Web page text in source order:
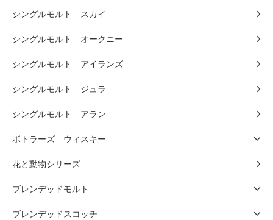
シングルモルト スカイ
シングルモルト オークニー
シングルモルト アイランズ
シングルモルト ジュラ
シングルモルト アラン
ボトラーズ ウィスキー
花と動物シリーズ
ブレンデッドモルト
ブレンデッドスコッチ